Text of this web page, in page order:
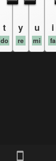
t
do
y
re
u
mi
i
fa